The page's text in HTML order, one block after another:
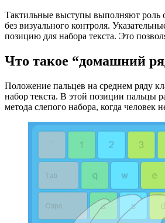
Тактильные выступы выполняют роль
без визуального контроля.
позицию для набора текста. Это
Что такое “домашний
Положение пальцев на среднем ряду
набор текста. В этой позиции пальцы
метода слепого набора, когда